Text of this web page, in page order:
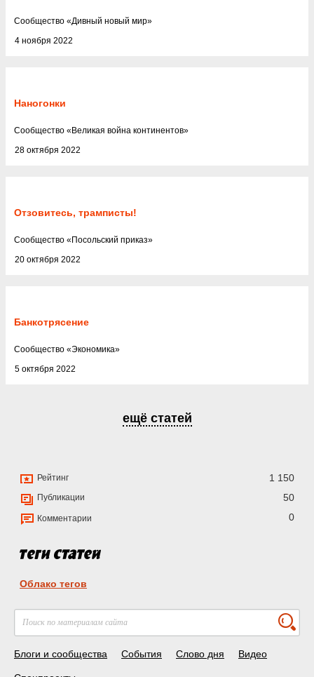
4 ноября 2022
Cообщество «Дивный новый мир»
Наногонки
28 октября 2022
Cообщество « Великая война континентов»
Отзовитесь, трамписты!
20 октября 2022
Cообщество « Посольский приказ»
Банкотрясение
5 октября 2022
Cообщество «Экономика»
ещё статей
Рейтинг 1 150
Публикации 50
Комментарии 0
Облако тегов
Блоги и сообщества События Слово дня Видео